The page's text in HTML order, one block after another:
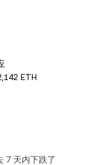
ETH
7 天内下跌了